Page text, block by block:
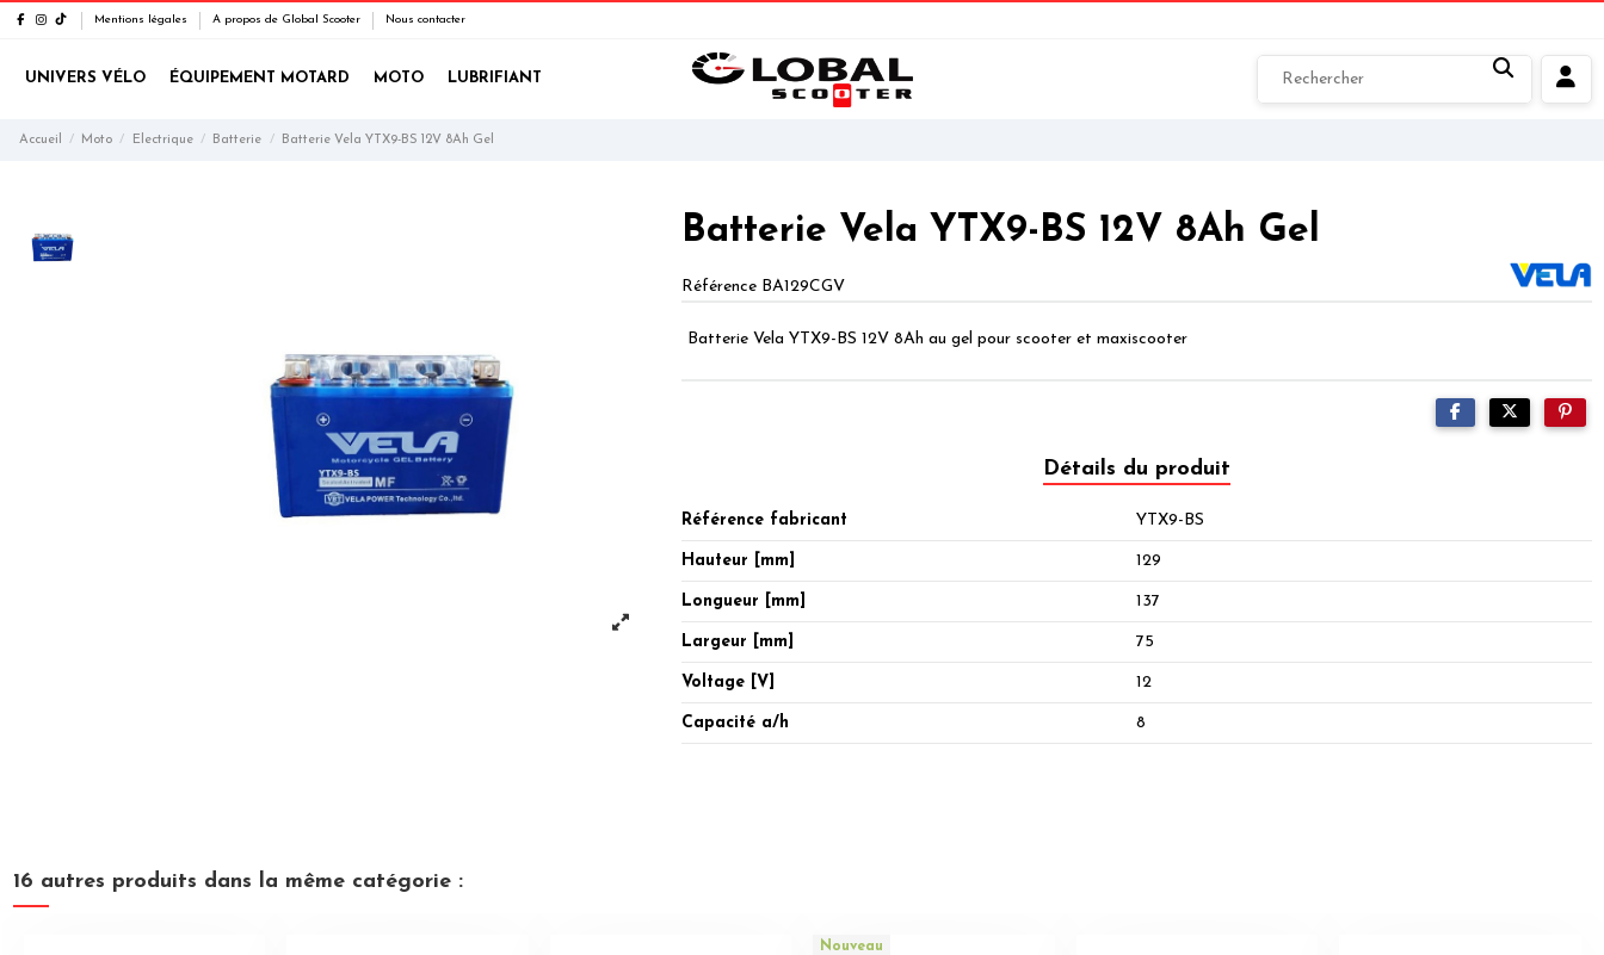
Mentions légales A propos de Global Scooter Nous contacter
UNIVERS VÉLO ÉQUIPEMENT MOTARD MOTO LUBRIFIANT
Accueil Moto Electrique Batterie Batterie Vela YTX9-BS 12V 8Ah Gel
Batterie Vela YTX9-BS 12V 8Ah Gel
Référence BA129CGV
Batterie Vela YTX9-BS 12V 8Ah au gel pour scooter et maxiscooter
Détails du produit
Référence fabricant YTX9-BS
Hauteur [mm] 129
Longueur [mm] 137
Largeur [mm] 75
Voltage [V] 12
Capacité a/h 8
16 autres produits dans la même catégorie :
Nouveau